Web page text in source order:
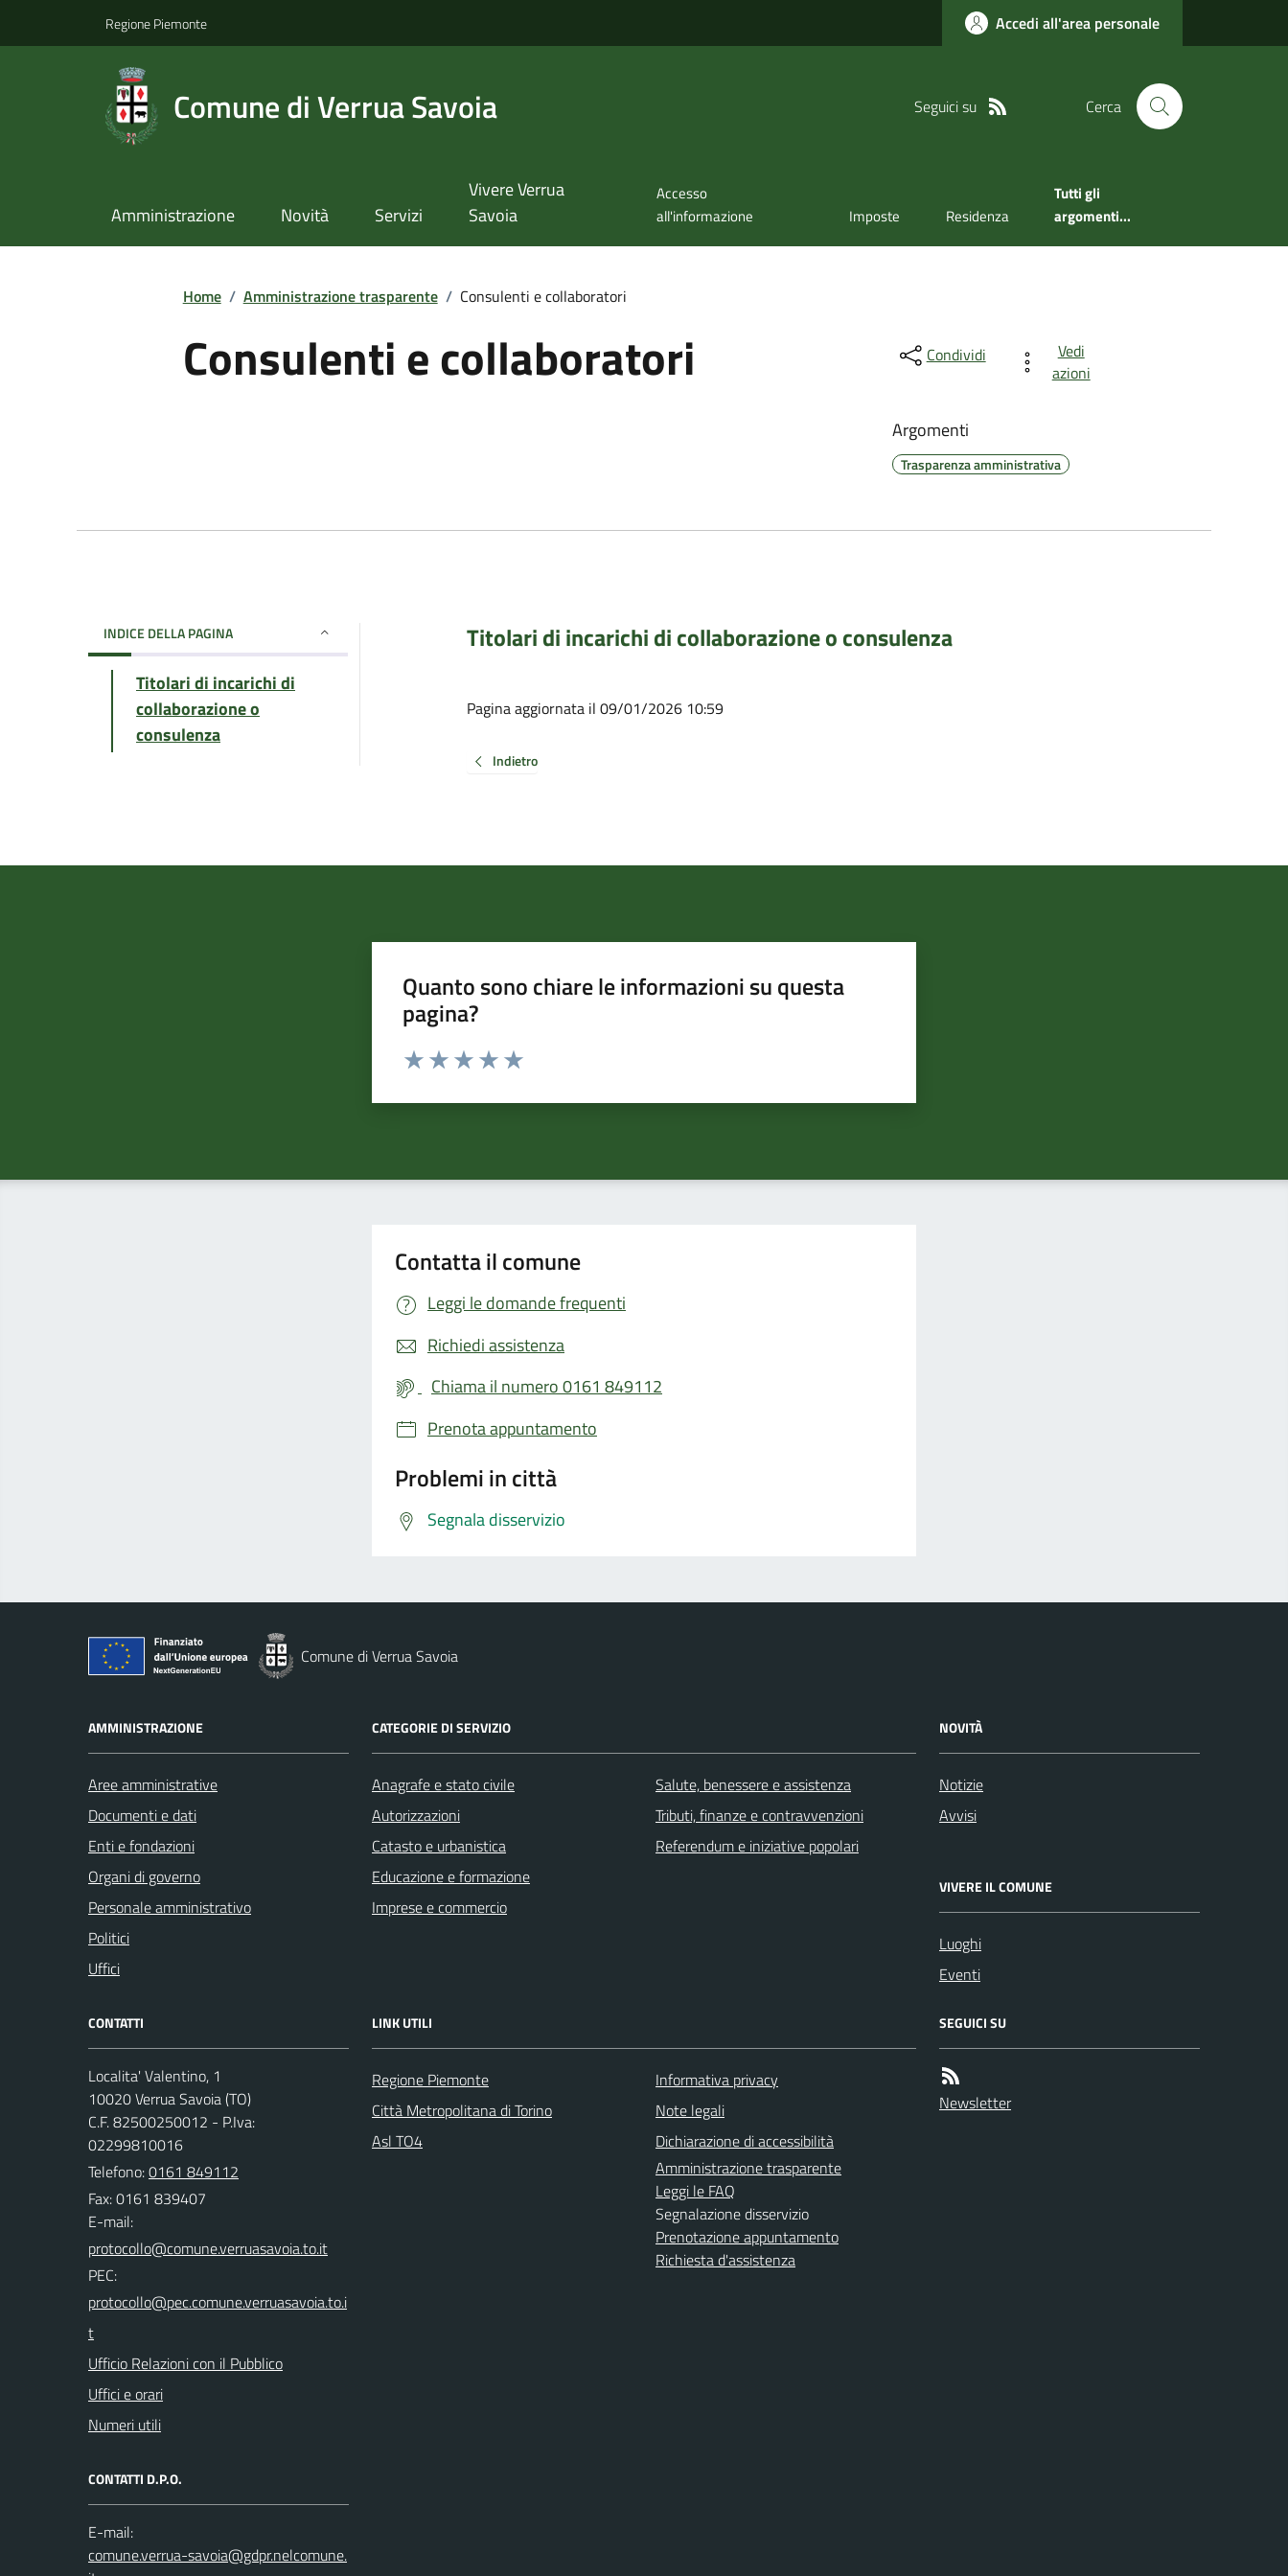
Regione Piemonte Accedi all'area personale
Comune di Verrua Savoia Seguici su Cerca
Amministrazione Novità Servizi
Vivere Verrua
Savoia
Accesso
all'informazione
Imposte Residenza
Tutti gli
argomenti...
Home / Amministrazione trasparente / Consulenti e collaboratori
Consulenti e collaboratori Condividi
Vedi
azioni
Argomenti
Trasparenza amministrativa
INDICE DELLA PAGINA
Titolari di incarichi di
collaborazione o
consulenza
Titolari di incarichi di collaborazione o consulenza
Pagina aggiornata il 09/01/2026 10:59
Indietro
Quanto sono chiare le informazioni su questa
pagina?
Valuta da 1 a 5 stelle la pagina
Contatta il comune
Leggi le domande frequenti
Richiedi assistenza
Chiama il numero 0161 849112
Prenota appuntamento
Problemi in città
Segnala disservizio
Comune di Verrua Savoia
AMMINISTRAZIONE
Aree amministrative
Documenti e dati
Enti e fondazioni
Organi di governo
Personale amministrativo
Politici
Uffici
CATEGORIE DI SERVIZIO
Anagrafe e stato civile
Autorizzazioni
Catasto e urbanistica
Educazione e formazione
Imprese e commercio
Salute, benessere e assistenza
Tributi, finanze e contravvenzioni
Referendum e iniziative popolari
NOVITÀ
Notizie
Avvisi
VIVERE IL COMUNE
Luoghi
Eventi
CONTATTI
Localita' Valentino, 1
10020 Verrua Savoia (TO)
C.F. 82500250012 - P.Iva:
02299810016
Telefono:0161 849112
Fax: 0161 839407
E-mail:
PEC:
Ufficio Relazioni con il Pubblico
Uffici e orari
Numeri utili
CONTATTI D.P.O.
E-mail:
LINK UTILI
Regione Piemonte
Città Metropolitana di Torino
Asl TO4
Informativa privacy
Note legali
Dichiarazione di accessibilità
Amministrazione trasparente
Leggi le FAQ
Segnalazione disservizio
Prenotazione appuntamento
Richiesta d'assistenza
SEGUICI SU
Newsletter